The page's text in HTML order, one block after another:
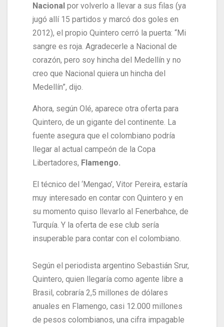
Nacional por volverlo a llevar a sus filas (ya
jugó allí 15 partidos y marcó dos goles en
2012), el propio Quintero cerró la puerta: “Mi
sangre es roja. Agradecerle a Nacional de
corazón, pero soy hincha del Medellín y no
creo que Nacional quiera un hincha del
Medellín”, dijo.
Ahora, según Olé, aparece otra oferta para
Quintero, de un gigante del continente. La
fuente asegura que el colombiano podría
llegar al actual campeón de la Copa
Libertadores, Flamengo.
El técnico del ‘Mengao’, Vitor Pereira, estaría
muy interesado en contar con Quintero y en
su momento quiso llevarlo al Fenerbahce, de
Turquía. Y la oferta de ese club sería
insuperable para contar con el colombiano.
Según el periodista argentino Sebastián Srur,
Quintero, quien llegaría como agente libre a
Brasil, cobraría 2,5 millones de dólares
anuales en Flamengo, casi 12.000 millones
de pesos colombianos, una cifra impagable